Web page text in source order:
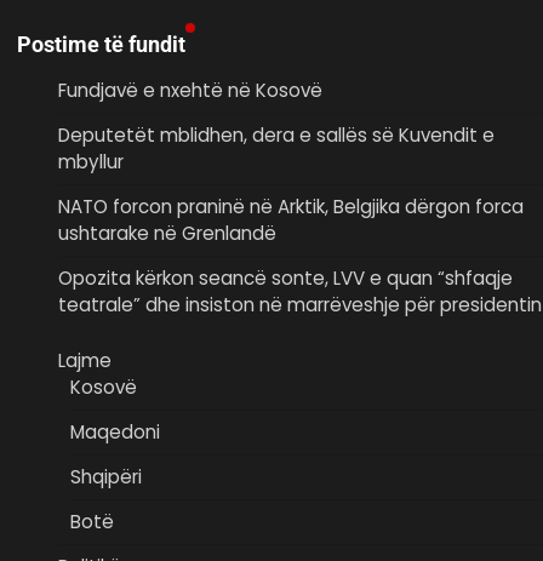
Postime të fundit
Fundjavë e nxehtë në Kosovë
Deputetët mblidhen, dera e sallës së Kuvendit e
mbyllur
NATO forcon praninë në Arktik, Belgjika dërgon forca
ushtarake në Grenlandë
Opozita kërkon seancë sonte, LVV e quan “shfaqje
teatrale” dhe insiston në marrëveshje për presidentin
Lajme
Kosovë
Maqedoni
Shqipëri
Botë